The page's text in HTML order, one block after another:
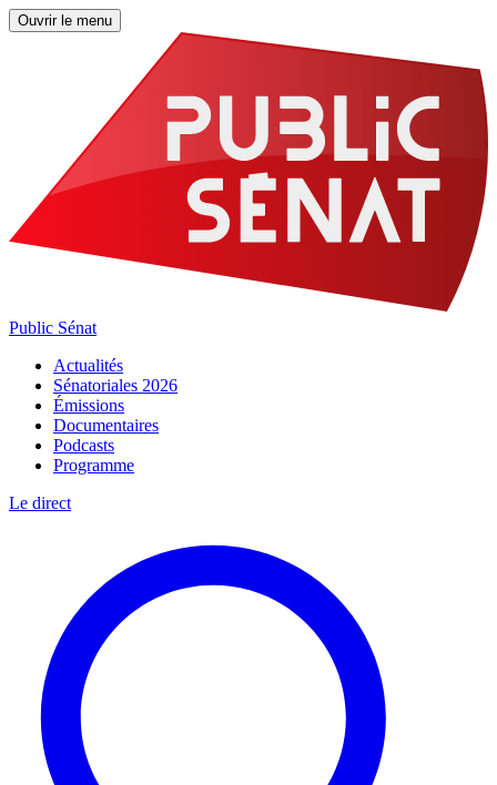
Ouvrir le menu
Public Sénat
Actualités
Sénatoriales 2026
Émissions
Documentaires
Podcasts
Programme
Le direct